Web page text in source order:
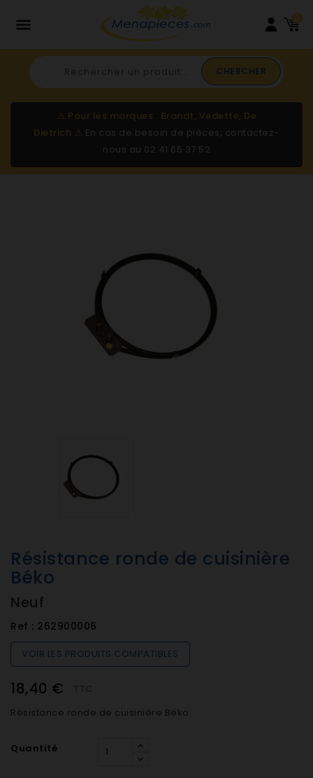
 0
CHERCHER
⚠️ Pour les marques : Brandt, Vedette, De
Dietrich ⚠️ En cas de besoin de pièces, contactez-
nous au 02 41 65 37 52
Résistance ronde de cuisinière
Béko
Neuf
Ref : 262900006
VOIR LES PRODUITS COMPATIBLES
18,40 €
Résistance ronde de cuisinière Béko
Quantité